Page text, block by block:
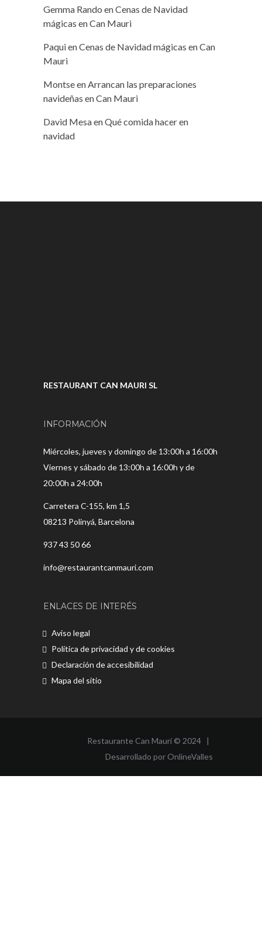
Gemma Rando enCenas de Navidad
mágicas en Can Mauri
PaquienCenas de Navidad mágicas en Can
Mauri
MontseenArrancan las preparaciones
navideñas en Can Mauri
David MesaenQué comida hacer en
navidad
RESTAURANT CAN MAURI SL
INFORMACIÓN
Miércoles, jueves y domingo de 13:00h a 16:00h
Viernes y sábado de 13:00h a 16:00h y de
20:00h a 24:00h
Carretera C-155, km 1,5
08213 Polinyá, Barcelona
937 43 50 66
info@restaurantcanmauri.com
ENLACES DE INTERÉS
Aviso legal
Política de privacidad y de cookies
Declaración de accesibilidad
Mapa del sitio
Restaurante Can Mauri © 2024 |
Desarrollado por OnlineValles